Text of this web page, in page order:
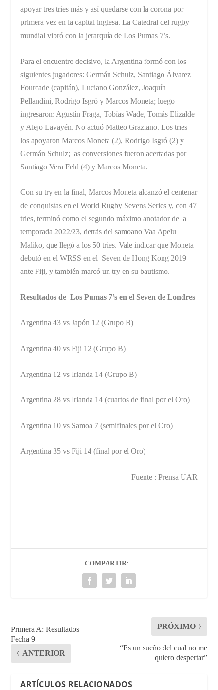
apoyar tres tries más y así quedarse con la corona por
primera vez en la capital inglesa. La Catedral del rugby
mundial vibró con la jerarquía de Los Pumas 7’s.
Para el encuentro decisivo, la Argentina formó con los
siguientes jugadores: Germán Schulz, Santiago Álvarez
Fourcade (capitán), Luciano González, Joaquín
Pellandini, Rodrigo Isgró y Marcos Moneta; luego
ingresaron: Agustín Fraga, Tobías Wade, Tomás Elizalde
y Alejo Lavayén. No actuó Matteo Graziano. Los tries
los apoyaron Marcos Moneta (2), Rodrigo Isgró (2) y
Germán Schulz; las conversiones fueron acertadas por
Santiago Vera Feld (4) y Marcos Moneta.
Con su try en la final, Marcos Moneta alcanzó el centenar
de conquistas en el World Rugby Sevens Series y, con 47
tries, terminó como el segundo máximo anotador de la
temporada 2022/23, detrás del samoano Vaa Apelu
Maliko, que llegó a los 50 tries. Vale indicar que Moneta
debutó en el WRSS en el Seven de Hong Kong 2019
ante Fiji, y también marcó un try en su bautismo.
Resultados de Los Pumas 7’s en el Seven de Londres
Argentina 43 vs Japón 12 (Grupo B)
Argentina 40 vs Fiji 12 (Grupo B)
Argentina 12 vs Irlanda 14 (Grupo B)
Argentina 28 vs Irlanda 14 (cuartos de final por el Oro)
Argentina 10 vs Samoa 7 (semifinales por el Oro)
Argentina 35 vs Fiji 14 (final por el Oro)
Fuente : Prensa UAR
COMPARTIR:
Primera A: Resultados
Fecha 9
ANTERIOR
PRÓXIMO
“Es un sueño del cual no me
quiero despertar”
ARTÍCULOS RELACIONADOS